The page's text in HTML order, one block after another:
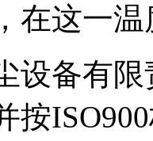
这一温
设备有
按